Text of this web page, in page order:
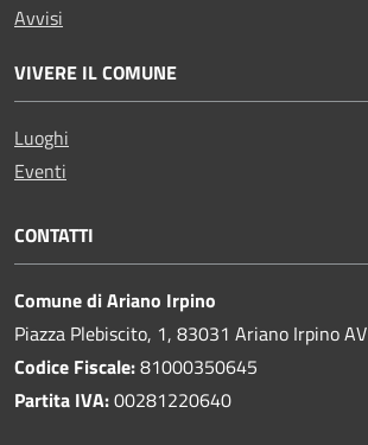
Avvisi
VIVERE IL COMUNE
Luoghi
Eventi
CONTATTI
Comune di Ariano Irpino
Piazza Plebiscito, 1, 83031 Ariano Irpino AV
Codice Fiscale:81000350645
Partita IVA:00281220640